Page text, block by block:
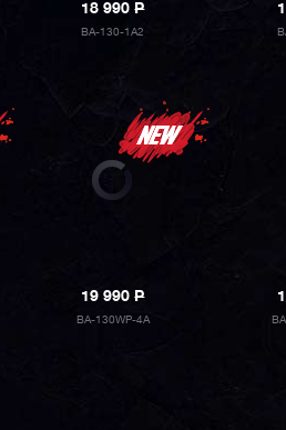
18 990P
BA-130-1A2
19 990P
BA-130WP-4A